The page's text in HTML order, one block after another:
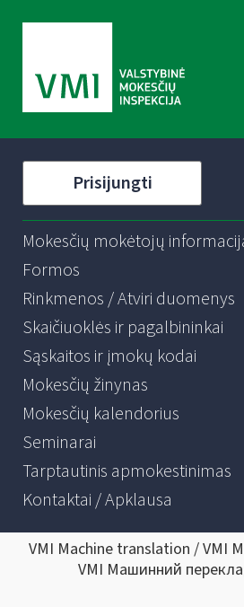
Prisijungti
Mokesčių mokėtojų
Formos
Rinkmenos / Atviri duomenys
Skaičiuoklės ir pagalbininkai
Sąskaitos ir įmokų kodai
Mokesčių žinynas
Mokesčių kalendorius
Seminarai
Tarptautinis apmokestinimas
Kontaktai / Apklausa
VMI Machine translation / VMI
VMI Машинний